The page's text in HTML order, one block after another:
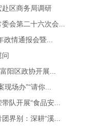
区商务局调研
会第二十六次会...
情通报会暨...
问
阳区政协开展...
场办”“请你...
队开展“食品安...
界别：深耕“溪...